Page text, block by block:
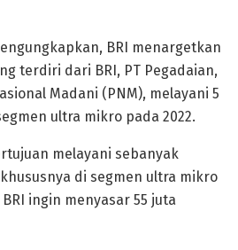
BRI menargetkan
terdiri dari BRI, PT Pegadaian,
Madani (PNM), melayani 5
ultra mikro pada 2022.
melayani sebanyak
di segmen ultra mikro
ingin menyasar 55 juta